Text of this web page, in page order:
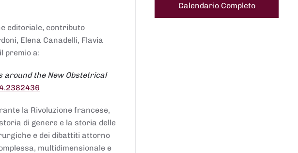
editoriale, contributo
Elena Canadelli, Flavia
premio a:
around the New Obstetrical
la Rivoluzione francese,
di genere e la storia delle
e dei dibattiti attorno
multidimensionale e
Calendario Completo